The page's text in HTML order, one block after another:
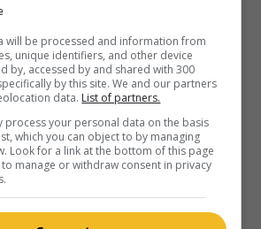
will be processed and information from
unique identifiers, and other device
by, accessed by and shared with 300
by this site. We and our partners
data. List of partners.
process your personal data on the basis
which you can object to by managing
Look for a link at the bottom of this page
manage or withdraw consent in privacy